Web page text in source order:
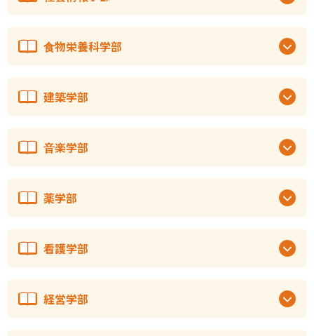
食物栄養科学部
建築学部
音楽学部
薬学部
看護学部
経営学部